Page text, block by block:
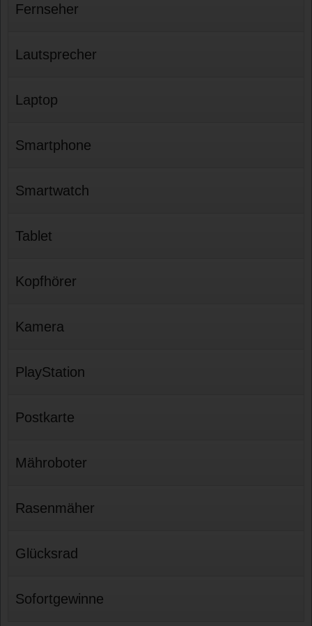
Fernseher
Lautsprecher
Laptop
Smartphone
Smartwatch
Tablet
Kopfhörer
Kamera
PlayStation
Postkarte
Mähroboter
Rasenmäher
Glücksrad
Sofortgewinne